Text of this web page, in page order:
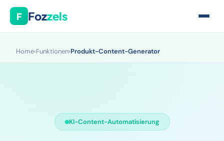
F Fozzels
Home›Funktionen›Produkt-Content-Generator
KI-Content-Automatisierung